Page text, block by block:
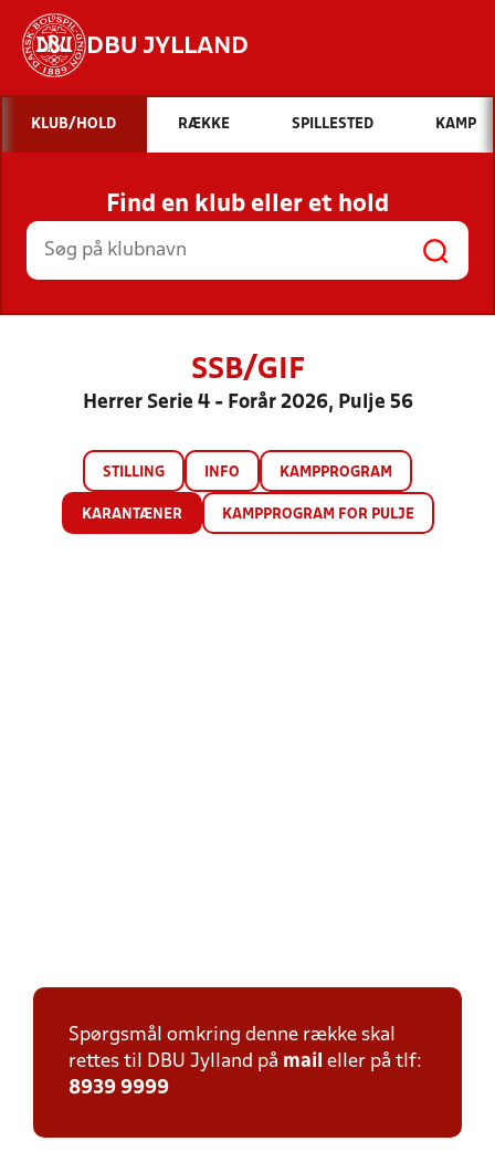
DBU JYLLAND
Hvad vil du søge efter?
INDHOLD OG NYHEDER
STILLINGER, RESULTATER, KLUBBER OG
HOLD
KLUB/HOLD RÆKKE SPILLESTED KAMP
Find en klub eller et hold
SSB/GIF
Herrer Serie 4 - Forår 2026, Pulje 56
STILLING INFO KAMPPROGRAM
KARANTÆNER KAMPPROGRAM FOR PULJE
Spørgsmål omkring denne række skal
rettes til DBU Jylland på mail eller på tlf:
8939 9999